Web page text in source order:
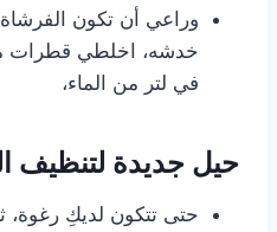
وراعي أن تكون
خدشه، اخلطي قطرات
في لتر من الماء،
حيل جديدة لتنظيف
حتى تتكون لديكِ